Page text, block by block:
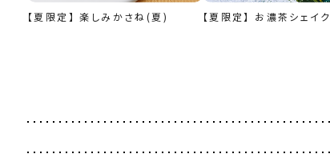
【夏限定】 楽しみかさね(夏) 【夏限定】 お濃茶シェイク